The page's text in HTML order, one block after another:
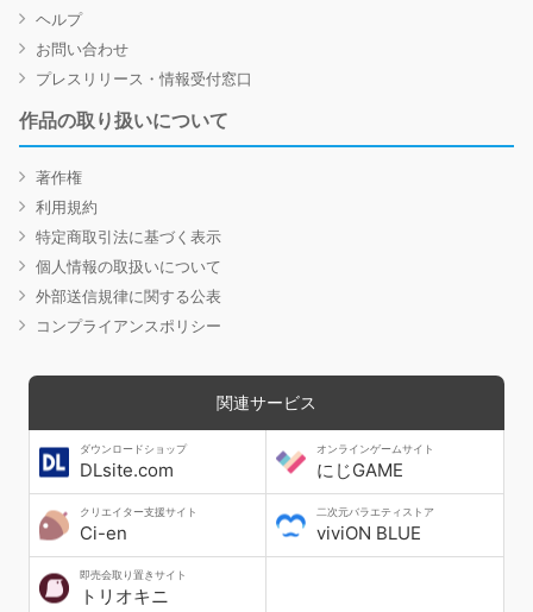
ヘルプ
お問い合わせ
プレスリリース・情報受付窓口
作品の取り扱いについて
著作権
利用規約
特定商取引法に基づく表示
個人情報の取扱いについて
外部送信規律に関する公表
コンプライアンスポリシー
関連サービス
ダウンロードショップ
DLsite.com
オンラインゲームサイト
にじGAME
クリエイター支援サイト
Ci-en
二次元バラエティストア
viviON BLUE
即売会取り置きサイト
トリオキニ